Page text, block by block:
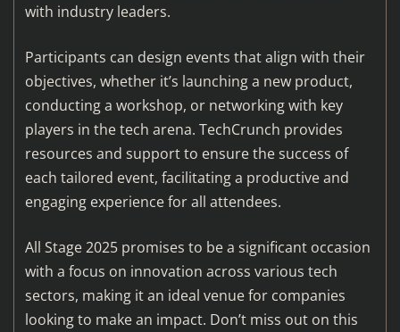
with industry leaders.
Participants can design events that align with their
objectives, whether it’s launching a new product,
conducting a workshop, or networking with key
players in the tech arena. TechCrunch provides
resources and support to ensure the success of
each tailored event, facilitating a productive and
engaging experience for all attendees.
All Stage 2025 promises to be a significant occasion
with a focus on innovation across various tech
sectors, making it an ideal venue for companies
looking to make an impact. Don’t miss out on this